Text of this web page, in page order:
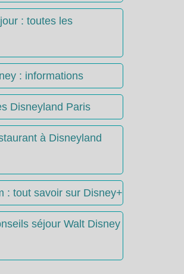
: toutes les
: informations
Disneyland Paris
à Disneyland
: tout savoir sur Disney+
séjour Walt Disney